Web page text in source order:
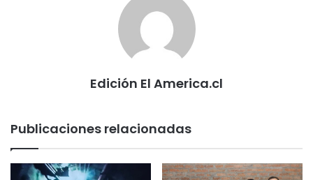
Edición El America.cl
Publicaciones relacionadas